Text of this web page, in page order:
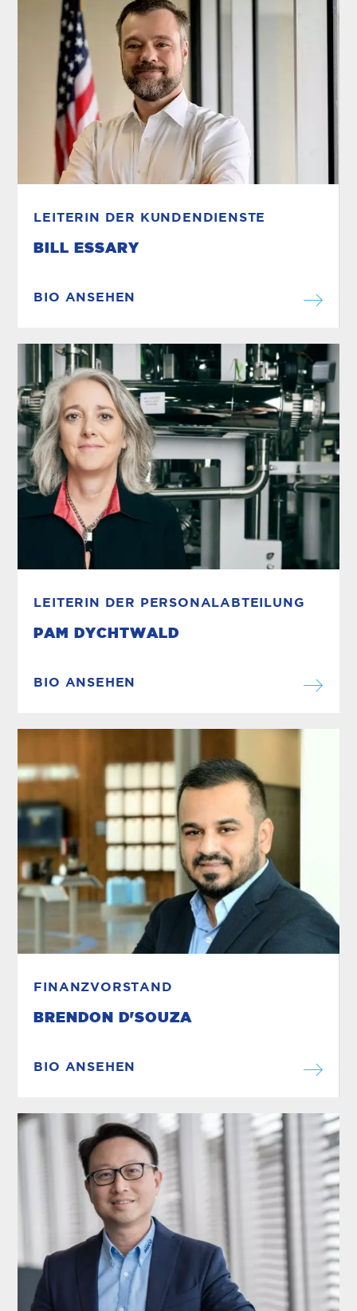
LEITERIN DER KUNDENDIENSTE
BILL ESSARY
BIO ANSEHEN
LEITERIN DER PERSONALABTEILUNG
PAM DYCHTWALD
BIO ANSEHEN
FINANZVORSTAND
BRENDON D'SOUZA
BIO ANSEHEN